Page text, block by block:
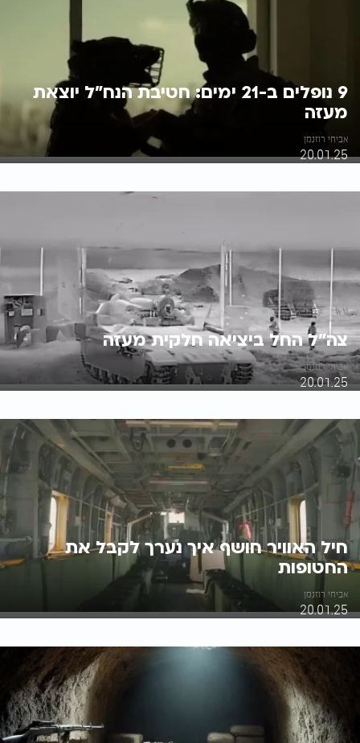
9 נופלים ב-21 ימים: חטיבת הנח"ל יוצאת
מעזה
אביחי רוזנמן
20.01.25
צה"ל החל ביציאה חלקית מעזה
אביחי רוזנמן
20.01.25
חיל האוויר חושף איך נערך לקבל את
החטופות
אביחי רוזנמן
20.01.25